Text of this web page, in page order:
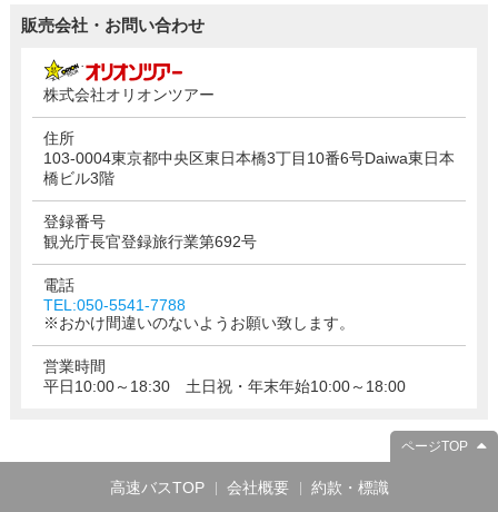
販売会社・お問い合わせ
株式会社オリオンツアー
住所
103-0004東京都中央区東日本橋3丁目10番6号Daiwa東日本
橋ビル3階
登録番号
観光庁長官登録旅行業第692号
電話
TEL:050-5541-7788
※おかけ間違いのないようお願い致します。
営業時間
平日10:00～18:30 土日祝・年末年始10:00～18:00
ページTOP
高速バスTOP 会社概要 約款・標識